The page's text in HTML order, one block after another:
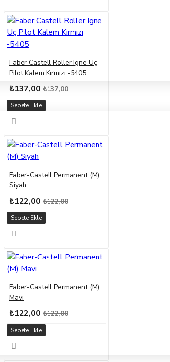
Faber Castell Roller Igne Uç
Pilot Kalem Kırmızı -5405
₺137,00 ₺137,00
Sepete Ekle
Faber-Castell Permanent (M)
Siyah
₺122,00 ₺122,00
Sepete Ekle
Faber-Castell Permanent (M)
Mavi
₺122,00 ₺122,00
Sepete Ekle